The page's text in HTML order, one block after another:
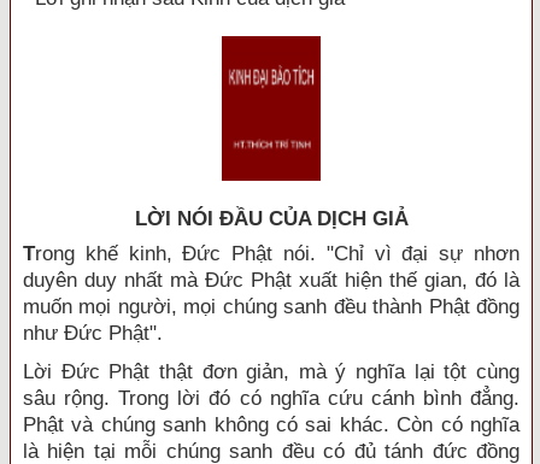
LỜI NÓI ÐẦU CỦA DỊCH GIẢ
Trong khế kinh, Đức Phật nói. "Chỉ vì đại sự nhơn
duyên duy nhất mà Đức Phật xuất hiện thế gian, đó là
muốn mọi người, mọi chúng sanh đều thành Phật đồng
như Đức Phật".
Lời Đức Phật thật đơn giản, mà ý nghĩa lại tột cùng
sâu rộng. Trong lời đó có nghĩa cứu cánh bình đẳng.
Phật và chúng sanh không có sai khác. Còn có nghĩa
là hiện tại mỗi chúng sanh đều có đủ tánh đức đồng